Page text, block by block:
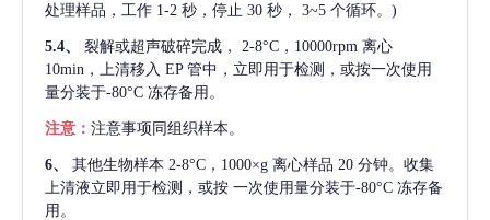
处理样品，工作 1-2 秒，停止 30 秒， 3~5 个循环。)
5.4、 裂解或超声破碎完成，
2-8°C，10000rpm 离心
10min，上清移入 EP 管中，立即用于检测，或按一次使用
量分装于-80°C 冻存备用。
注意： 注意事项同组织样本。
6、 其他生物样本 2-8°C，1000×g 离心样品 20 分钟。收集
上清液立即用于检测，或按 一次使用量分装于-80°C 冻存备
用。